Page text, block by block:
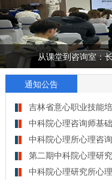
从课堂到咨询室：
<
通知公告
吉林省意心职业技能
中科院心理咨询师基
中科院心理所心理咨
第二期中科院心理研
中科院心理研究所心